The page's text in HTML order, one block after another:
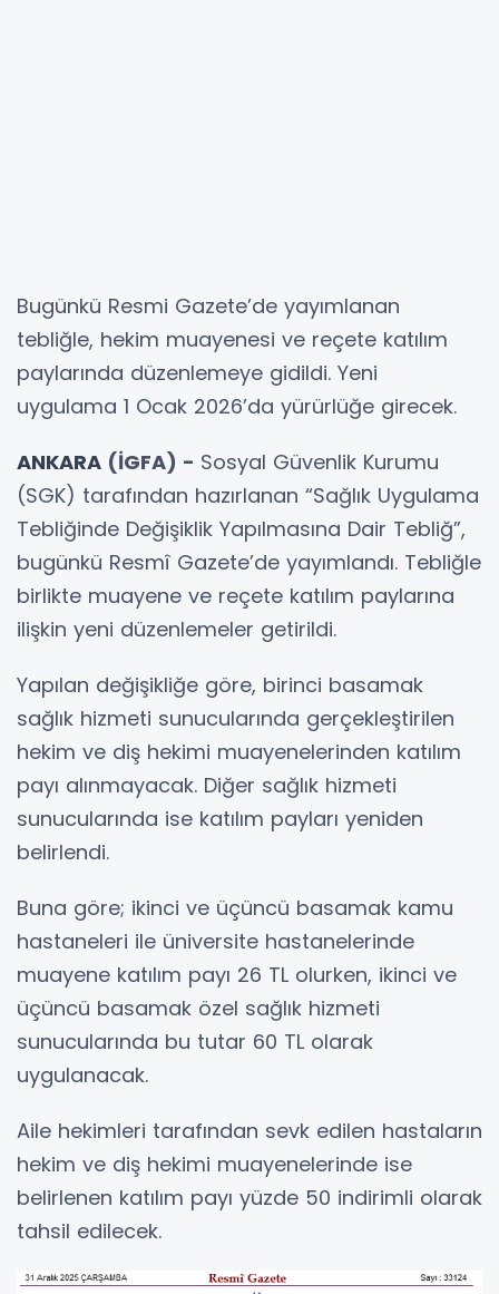
Bugünkü Resmi Gazete’de yayımlanan
tebliğle, hekim muayenesi ve reçete katılım
paylarında düzenlemeye gidildi. Yeni
uygulama 1 Ocak 2026’da yürürlüğe girecek.
ANKARA (İGFA) - Sosyal Güvenlik Kurumu
(SGK) tarafından hazırlanan “Sağlık Uygulama
Tebliğinde Değişiklik Yapılmasına Dair Tebliğ”,
bugünkü Resmî Gazete’de yayımlandı. Tebliğle
birlikte muayene ve reçete katılım paylarına
ilişkin yeni düzenlemeler getirildi.
Yapılan değişikliğe göre, birinci basamak
sağlık hizmeti sunucularında gerçekleştirilen
hekim ve diş hekimi muayenelerinden katılım
payı alınmayacak. Diğer sağlık hizmeti
sunucularında ise katılım payları yeniden
belirlendi.
Buna göre; ikinci ve üçüncü basamak kamu
hastaneleri ile üniversite hastanelerinde
muayene katılım payı 26 TL olurken, ikinci ve
üçüncü basamak özel sağlık hizmeti
sunucularında bu tutar 60 TL olarak
uygulanacak.
Aile hekimleri tarafından sevk edilen hastaların
hekim ve diş hekimi muayenelerinde ise
belirlenen katılım payı yüzde 50 indirimli olarak
tahsil edilecek.